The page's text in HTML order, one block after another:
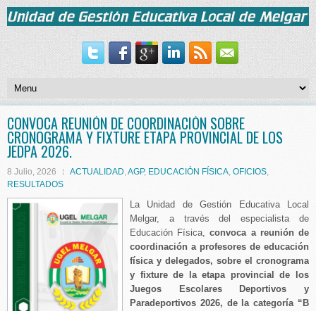
CONVOCA REUNIÓN DE COORDINACIÓN SOBRE
CRONOGRAMA Y FIXTURE ETAPA PROVINCIAL DE LOS
JEDPA 2026.
8 Julio, 2026 ACTUALIDAD,AGP, EDUCACIÓN FÍSICA, OFICIOS,
RESULTADOS
La Unidad de Gestión Educativa Local
Melgar, a través del especialista de
Educación Física,convoca a reunión de
coordinación a profesores de educación
física y delegados, sobre el cronograma
y fixture de la etapa provincial de los
Juegos Escolares Deportivos y
Paradeportivos 2026, de la categoría “B